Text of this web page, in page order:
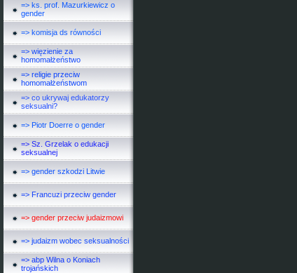
=> ks. prof. Mazurkiewicz o
gender
=> komisja ds równości
=> więzienie za
homomałżeństwo
=> religie przeciw
homomałżeństwom
=> co ukrywaj edukatorzy
seksualni?
=> Piotr Doerre o gender
=> Sz. Grzelak o edukacji
seksualnej
=> gender szkodzi Litwie
=> Francuzi przeciw gender
=> gender przeciw judaizmowi
=> judaizm wobec seksualności
=> abp Wilna o Koniach
trojańskich